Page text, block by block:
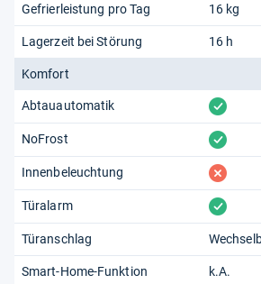
Gefrierleistung pro Tag 16 kg
Lagerzeit bei Störung 16 h
Komfort
Abtauautomatik vorhanden
NoFrost vorhanden
Innenbeleuchtung fehlt
Türalarm vorhanden
Türanschlag
Smart-Home-Funktion k.A.